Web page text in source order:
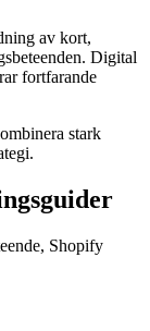
av kort,
Digital
fortfarande
stark
Shopify